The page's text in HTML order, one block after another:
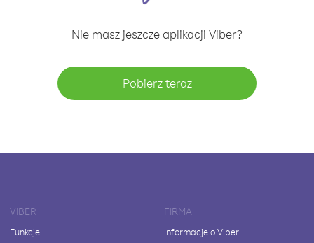
Nie masz jeszcze aplikacji Viber?
Pobierz teraz
VIBER
Funkcje
FIRMA
Informacje o Viber